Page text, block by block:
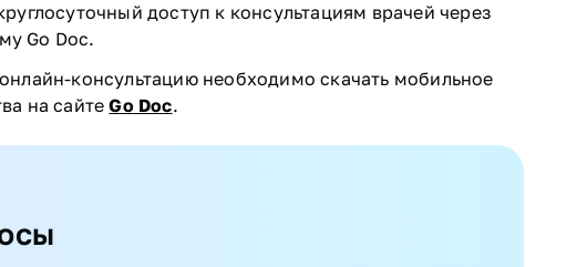
доступ к консультациям врачей через
Go Doc.
консультацию необходимо скачать мобильное
на сайтеGo Doc.